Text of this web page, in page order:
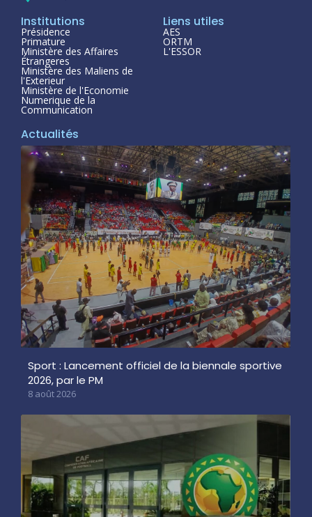
Institutions
Présidence
Primature
Ministère des Affaires
Étrangeres
Ministère des Maliens de
l'Exterieur
Ministère de l'Economie
Numerique de la
Communication
Liens utiles
AES
ORTM
L'ESSOR
Actualités
Sport : Lancement officiel de la biennale sportive
2026, par le PM
8 août 2026